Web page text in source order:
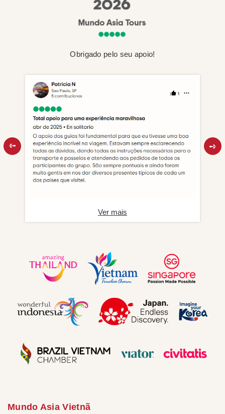
Obrigado pelo seu apoio!
Ver mais
Mundo Asia Vietnã